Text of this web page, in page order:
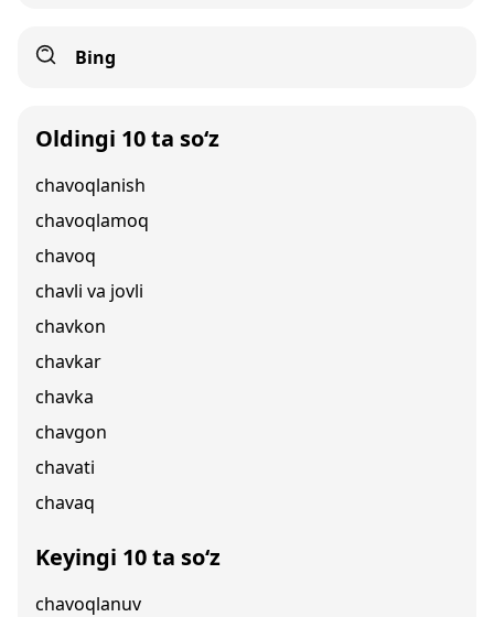
Bing
Oldingi 10 ta so‘z
chavoqlanish
chavoqlamoq
chavoq
chavli va jovli
chavkon
chavkar
chavka
chavgon
chavati
chavaq
Keyingi 10 ta so‘z
chavoqlanuv